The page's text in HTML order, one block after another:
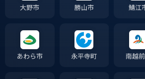
大野市 勝山市 鯖江
あわら市 永平寺町 南越